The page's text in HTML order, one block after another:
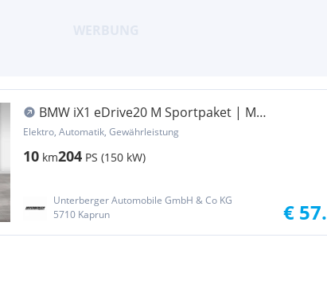
BMW iX1 eDrive20 M Sportpaket | M
Sportpaket Pro | ...
Elektro, Automatik, Gewährleistung
10 km204 PS (150 kW)
Unterberger Automobile GmbH & Co KG
5710 Kaprun
€